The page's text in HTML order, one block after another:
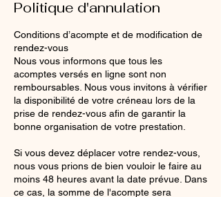
Politique d'annulation
Conditions d’acompte et de modification de
rendez-vous
Nous vous informons que tous les
acomptes versés en ligne sont non
remboursables. Nous vous invitons à vérifier
la disponibilité de votre créneau lors de la
prise de rendez-vous afin de garantir la
bonne organisation de votre prestation.
Si vous devez déplacer votre rendez-vous,
nous vous prions de bien vouloir le faire au
moins 48 heures avant la date prévue. Dans
ce cas, la somme de l'acompte sera